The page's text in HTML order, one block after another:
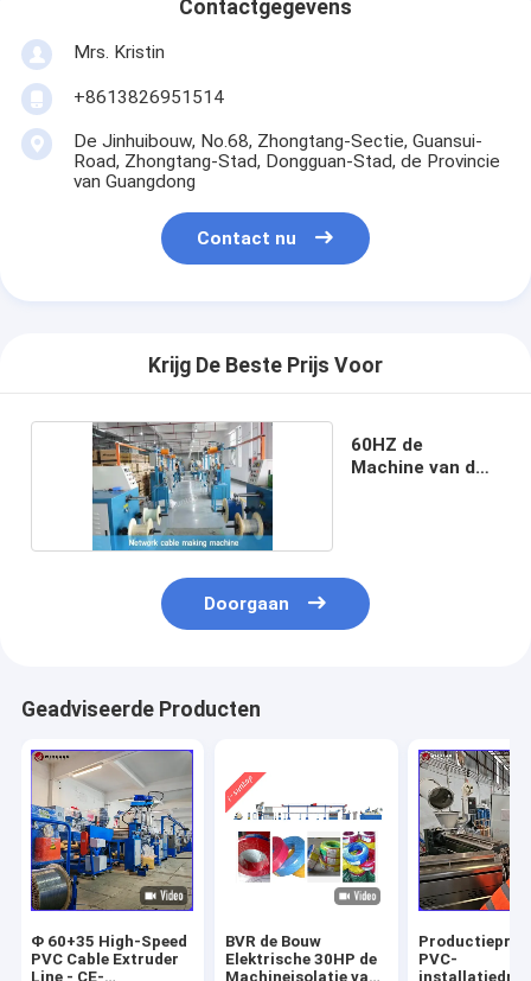
Contactgegevens
Mrs. Kristin
+8613826951514
De Jinhuibouw, No.68, Zhongtang-Sectie, Guansui-
Road, Zhongtang-Stad, Dongguan-Stad, de Provincie
van Guangdong
Contact nu
Krijg De Beste Prijs Voor
60HZ de
Machine van de
Doorgaan
Geadviseerde Producten
Φ 60+35 High-Speed
PVC Cable Extruder
Line - CE-
BVR de Bouw
Elektrische 30HP de
Machineisolatie van
PVC-